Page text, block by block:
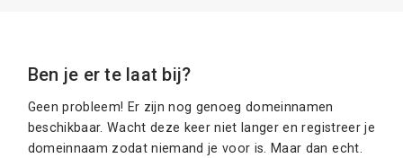
Ben je er te laat bij?
Geen probleem! Er zijn nog genoeg domeinnamen
beschikbaar. Wacht deze keer niet langer en registreer je
domeinnaam zodat niemand je voor is. Maar dan echt.